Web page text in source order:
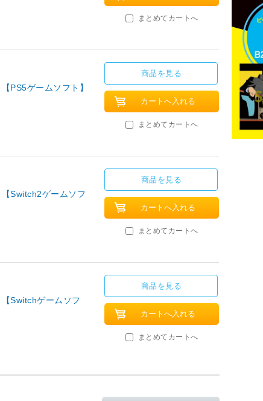
まとめてカートへ
PS5ゲームソフト】
商品を見る
まとめてカートへ
Switch2ゲームソフ
商品を見る
まとめてカートへ
Switchゲームソフ
商品を見る
まとめてカートへ